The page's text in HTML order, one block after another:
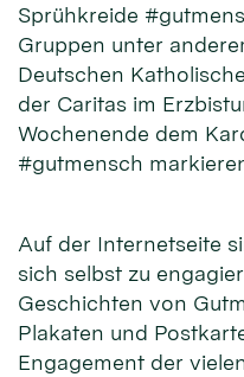
Sprühkreide
Gruppen unter
Deutschen
der Caritas im
Wochenende dem
#gutmensch
Auf der Internetseite
sich selbst zu
Geschichten von
Plakaten und
Engagement der